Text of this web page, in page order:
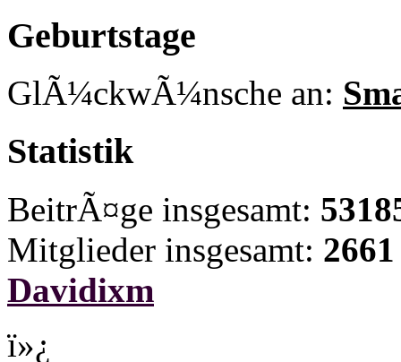
Geburtstage
GlÃ¼ckwÃ¼nsche an:
Statistik
BeitrÃ¤ge insgesamt:
Mitglieder insgesamt: 2661
Davidixm
ï»¿